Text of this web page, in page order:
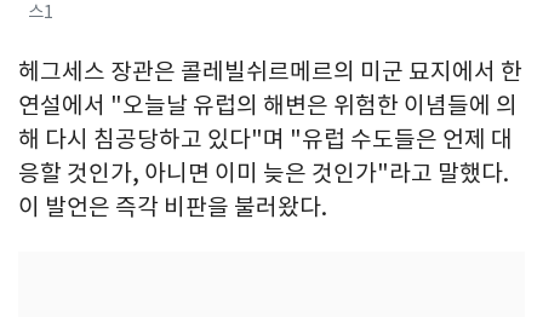
스1
헤그세스 장관은 콜레빌쉬르메르의 미군 묘지에서 한
연설에서 "오늘날 유럽의 해변은 위험한 이념들에 의
해 다시 침공당하고 있다"며 "유럽 수도들은 언제 대
응할 것인가, 아니면 이미 늦은 것인가"라고 말했다.
이 발언은 즉각 비판을 불러왔다.